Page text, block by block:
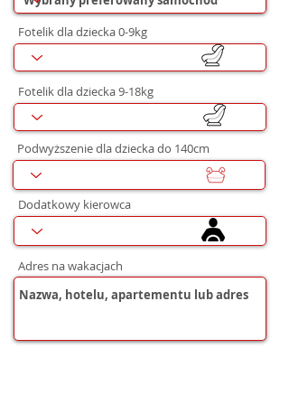
Fotelik dla dziecka 0-9kg
Fotelik dla dziecka 9-18kg
Podwyższenie dla dziecka do 140cm
Dodatkowy kierowca
Adres na wakacjach